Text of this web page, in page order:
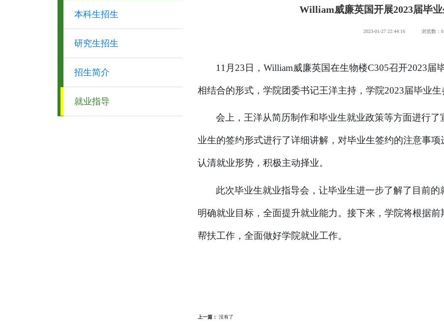
本科生招生
研究生招生
招生简介
就业指导
William威廉英国开展2023届毕
2023-01-27 22:44:16 浏览数： 0
11月23日，William威廉英国在生物楼C305召开2023届
相结合的形式，学院团委书记王洋主持，学院2023届毕业生
会上，王洋从简历制作和毕业生就业政策等方面进行
业生的签约形式进行了详细讲解，对毕业生签约的注意事项
认清就业形势，积极主动择业。
此次毕业生就业指导会，让毕业生进一步了解了目前的
明确就业目标，全面提升就业能力。接下来，学院将根据
帮扶工作，全面做好学院就业工作。
上一篇： 没有了